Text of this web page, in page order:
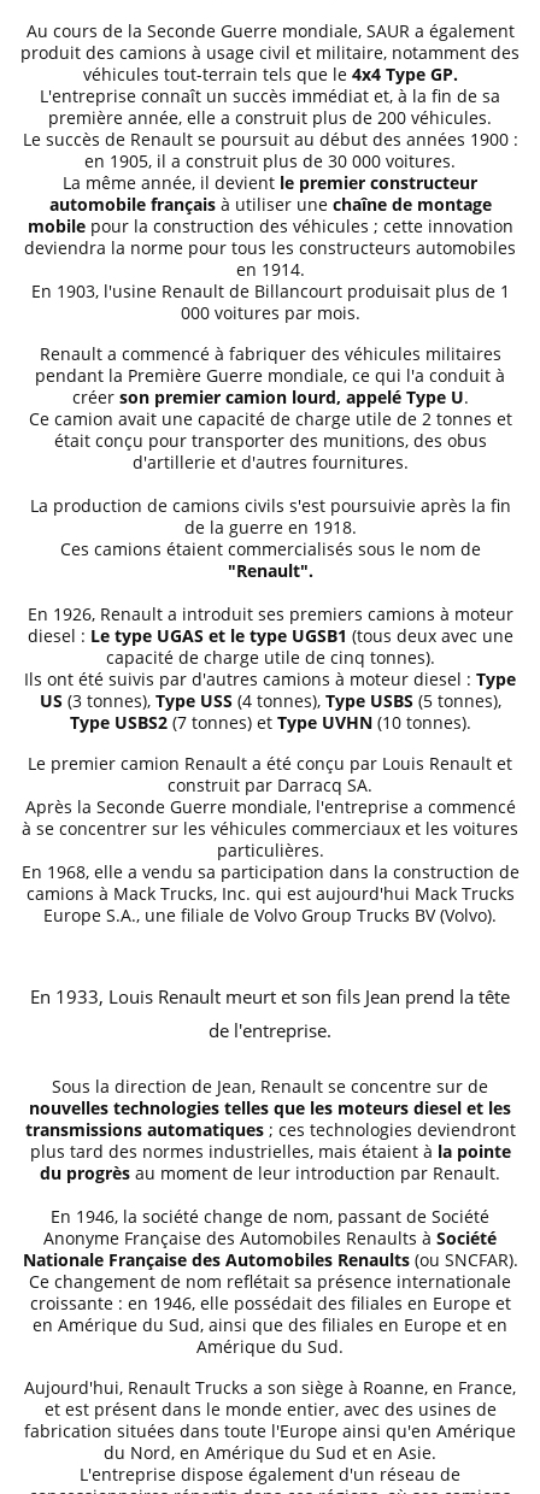
Au cours de la Seconde Guerre mondiale, SAUR a également
produit des camions à usage civil et militaire, notamment des
véhicules tout-terrain tels que le4x4 Type GP.
L'entreprise connaît un succès immédiat et, à la fin de sa
première année, elle a construit plus de 200 véhicules.
Le succès de Renault se poursuit au début des années 1900 :
en 1905, il a construit plus de 30 000 voitures.
La même année, il devient le premier constructeur
automobile françaisà utiliser une chaîne de montage
mobilepour la construction des véhicules ; cette innovation
deviendra la norme pour tous les constructeurs automobiles
en 1914.
En 1903, l'usine Renault de Billancourt produisait plus de 1
000 voitures par mois.
Renault a commencé à fabriquer des véhicules militaires
pendant la Première Guerre mondiale, ce qui l'a conduit à
créer son premier camion lourd, appelé Type U.
Ce camion avait une capacité de charge utile de 2 tonnes et
était conçu pour transporter des munitions, des obus
d'artillerie et d'autres fournitures.
La production de camions civils s'est poursuivie après la fin
de la guerre en 1918.
Ces camions étaient commercialisés sous le nom de
"Renault".
En 1926, Renault a introduit ses premiers camions à moteur
diesel : Le type UGAS et le type UGSB1 (tous deux avec une
capacité de charge utile de cinq tonnes).
Ils ont été suivis par d'autres camions à moteur diesel : Type
US (3 tonnes), Type USS (4 tonnes), Type USBS (5 tonnes),
Type USBS2(7 tonnes) et Type UVHN(10 tonnes).
Le premier camion Renault a été conçu par Louis Renault et
construit par Darracq SA.
Après la Seconde Guerre mondiale, l'entreprise a commencé
à se concentrer sur les véhicules commerciaux et les voitures
particulières.
En 1968, elle a vendu sa participation dans la construction de
camions à Mack Trucks, Inc. qui est aujourd'hui Mack Trucks
Europe S.A., une filiale de Volvo Group Trucks BV (Volvo).
En 1933, Louis Renault meurt et son fils Jean prend la tête
de l'entreprise.
Sous la direction de Jean, Renault se concentre sur de
nouvelles technologies telles que les moteurs diesel et les
transmissions automatiques; ces technologies deviendront
plus tard des normes industrielles, mais étaient à la pointe
du progrès au moment de leur introduction par Renault.
En 1946, la société change de nom, passant de Société
Anonyme Française des Automobiles Renaults à Société
Nationale Française des Automobiles Renaults(ou SNCFAR).
Ce changement de nom reflétait sa présence internationale
croissante : en 1946, elle possédait des filiales en Europe et
en Amérique du Sud, ainsi que des filiales en Europe et en
Amérique du Sud.
Aujourd'hui, Renault Trucks a son siège à Roanne, en France,
et est présent dans le monde entier, avec des usines de
fabrication situées dans toute l'Europe ainsi qu'en Amérique
du Nord, en Amérique du Sud et en Asie.
L'entreprise dispose également d'un réseau de